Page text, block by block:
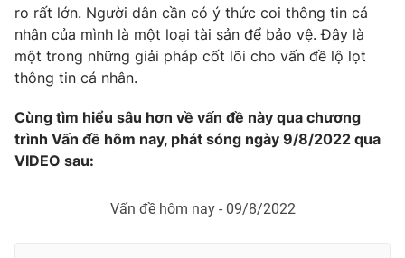
Ðiện thoại Thời báo VTV: 024.66 897 897
Email:toasoan@vtv.vn
Liên hệ quảng cáo: 024-7300.7108
ro rất lớn. Người dân cần có ý thức coi thông tin cá
nhân của mình là một loại tài sản để bảo vệ. Đây là
một trong những giải pháp cốt lõi cho vấn đề lộ lọt
thông tin cá nhân.
Cùng tìm hiểu sâu hơn về vấn đề này qua chương
trình Vấn đề hôm nay, phát sóng ngày 9/8/2022 qua
VIDEO sau:
Vấn đề hôm nay - 09/8/2022